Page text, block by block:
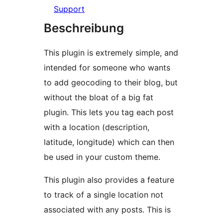
Support
Beschreibung
This plugin is extremely simple, and
intended for someone who wants
to add geocoding to their blog, but
without the bloat of a big fat
plugin. This lets you tag each post
with a location (description,
latitude, longitude) which can then
be used in your custom theme.
This plugin also provides a feature
to track of a single location not
associated with any posts. This is